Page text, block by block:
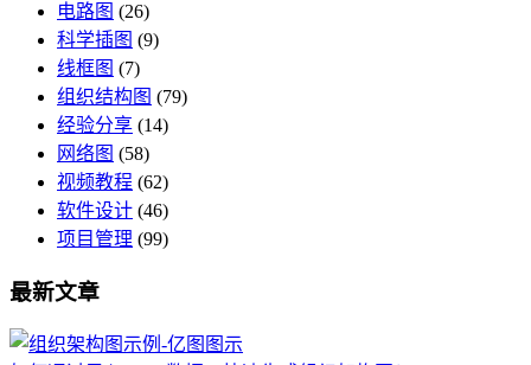
电路图 (26)
科学插图 (9)
线框图 (7)
组织结构图 (79)
经验分享 (14)
网络图 (58)
视频教程 (62)
软件设计 (46)
项目管理 (99)
最新文章